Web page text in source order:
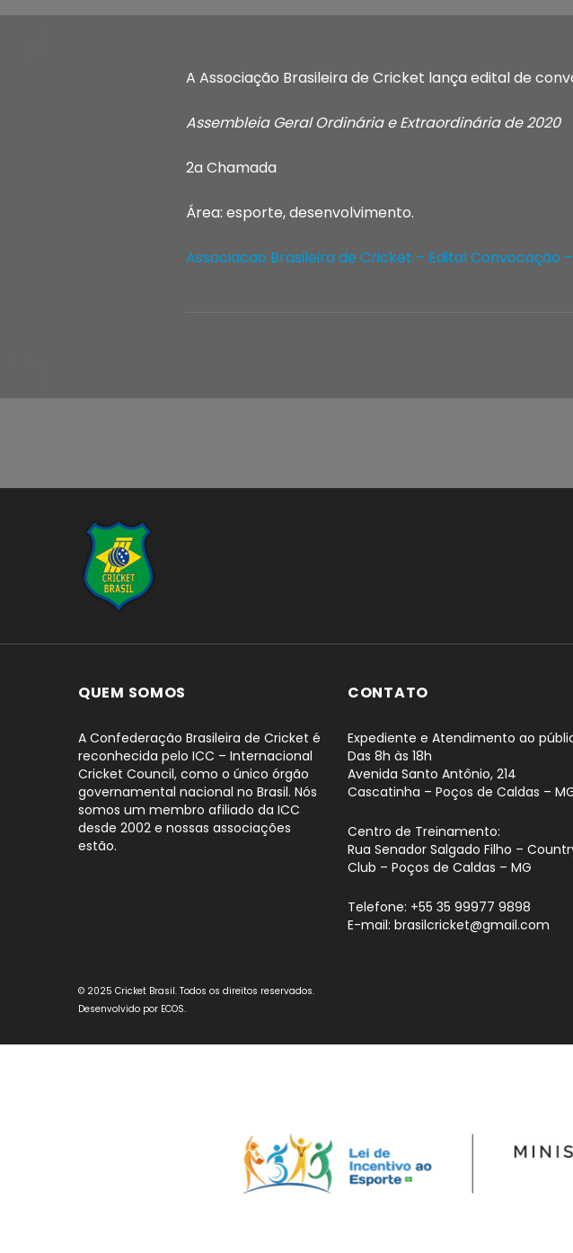
A Associação Brasileira de Cricket lança edital de
Assembleia Geral Ordinária e Extraordinária de 2020
2a Chamada
Área: esporte, desenvolvimento.
Associacao Brasileira de Cricket – Edital Convocação
QUEM SOMOS
A Confederação Brasileira de Cricket é
reconhecida pelo ICC – Internacional
Cricket Council, como o único órgão
governamental nacional no Brasil. Nós
somos um membro afiliado da ICC
desde 2002 e nossas associações
estão.
CONTATO
Expediente e Atendimento ao
Das 8h às 18h
Avenida Santo Antônio, 214
Cascatinha – Poços de Caldas –
Centro de Treinamento:
Rua Senador Salgado Filho –
Club – Poços de Caldas – MG
Telefone: +55 35 99977 9898
E-mail: brasilcricket@gmail.com
© 2025 Cricket Brasil. Todos os direitos reservados.
Desenvolvido por ECOS.